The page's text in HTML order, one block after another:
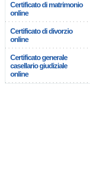
Certificato di matrimonio
online
Certificato di divorzio
online
Certificato generale
casellario giudiziale
online